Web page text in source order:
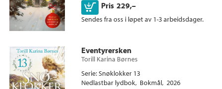
Pris 229,–
Kjøp
Sendes fra oss i løpet av 1-3 arbeidsdager.
Eventyrersken
Torill Karina Børnes
Serie Snøklokker 13
Nedlastbar lydbok Bokmål 2026